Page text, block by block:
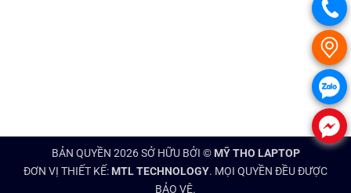
BẢN QUYỀN 2026 SỞ HỮU BỞI © MỸ THO LAPTOP
ĐƠN VỊ THIẾT KẾ: MTL TECHNOLOGY. MỌI QUYỀN ĐỀU ĐƯỢC
BẢO VỆ.
.
.
.
.